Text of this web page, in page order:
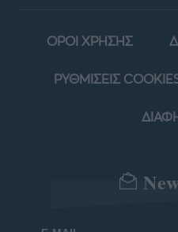
ΟΡΟΙ ΧΡΗΣΗΣ
ΡΥΘΜΙΣΕΙΣ